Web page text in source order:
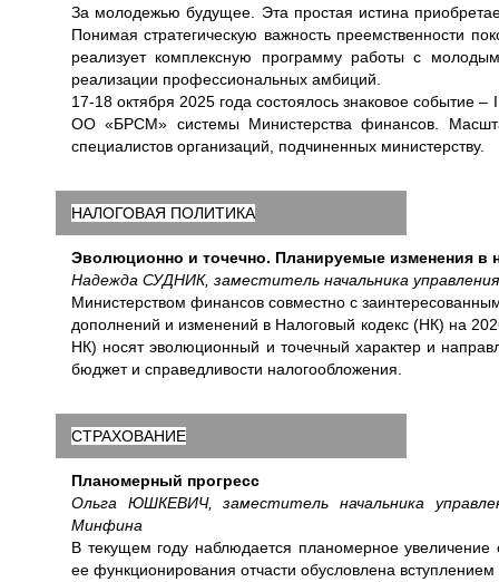
За молодежью будущее. Эта простая истина
Понимая стратегическую важность преемственности
реализует комплексную программу работы с
реализации профессиональных амбиций.
17-18 октября 2025 года состоялось знаковое
ОО «БРСМ» системы Министерства финансов.
специалистов организаций, подчиненных министерству.
НАЛОГОВАЯ ПОЛИТИКА
Эволюционно и точечно. Планируемые изменения в
Надежда СУДНИК, заместитель начальника
Министерством финансов совместно с
дополнений и изменений в Налоговый кодекс (НК) на
НК) носят эволюционный и точечный характер и
бюджет и справедливости налогообложения.
СТРАХОВАНИЕ
Планомерный прогресс
Ольга ЮШКЕВИЧ, заместитель начальника
Минфина
В текущем году наблюдается планомерное увеличение
ее функционирования отчасти обусловлена